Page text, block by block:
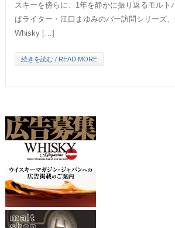
スキーを傍らに、1年を静かに振り返るモルト
ぱライター・江口まゆみのバー訪問シリーズ
Whisky […]
続きを読む / READ MORE